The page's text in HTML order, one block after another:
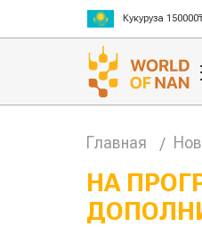
Рис 300000₸
Пшеница 3
Главная
НА